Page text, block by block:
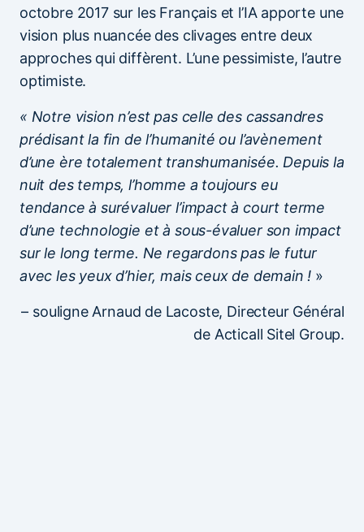
octobre 2017 sur les Français et l’IA apporte une
vision plus nuancée des clivages entre deux
approches qui diffèrent. L’une pessimiste, l’autre
optimiste.
« Notre vision n’est pas celle des cassandres
prédisant la fin de l’humanité ou l’avènement
d’une ère totalement transhumanisée. Depuis la
nuit des temps, l’homme a toujours eu
tendance à surévaluer l’impact à court terme
d’une technologie et à sous-évaluer son impact
sur le long terme. Ne regardons pas le futur
avec les yeux d’hier, mais ceux de demain ! »
– souligne Arnaud de Lacoste, Directeur Général
de Acticall Sitel Group.